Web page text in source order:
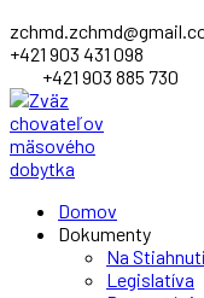
+421 903 431 098
+421 903 885 730
ProfileDomov
Dokumenty
Na
Legislatíva